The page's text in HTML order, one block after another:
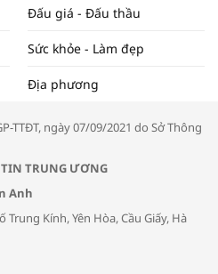
“Xúc tiến thương mại: Khơi
tư vấn cách phòng tránh bệnh
hô hấp trong thời tiết giao mùa
Đấu giá - Đấu thầu
Sức khỏe - Làm đẹp
Địa phương
TTĐT, ngày 07/09/2021 do Sở Thông
TIN TRUNG ƯƠNG
Anh
Kính, Yên Hòa, Cầu Giấy, Hà